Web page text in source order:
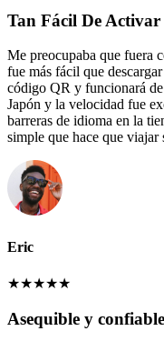
Tan Fácil De Activar
Me preocupaba que fuera
fue más fácil que
código QR y funcionará
Japón y la velocidad fue
barreras de idioma en la
simple que hace que viajar
Eric
★★★★★
Asequible y confiable